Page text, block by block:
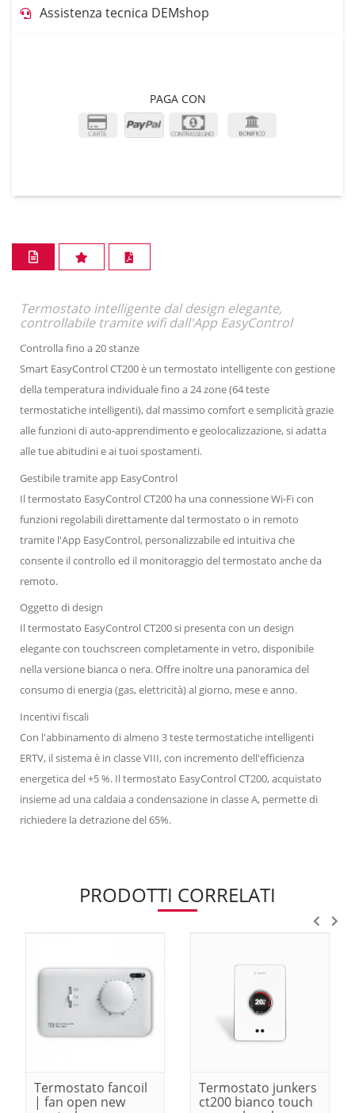
Assistenza tecnica DEMshop
PAGA CON
Termostato intelligente dal design elegante,
controllabile tramite wifi dall'App EasyControl
Controlla fino a 20 stanze
Smart EasyControl CT200 è un termostato intelligente con gestione
della temperatura individuale fino a 24 zone (64 teste
termostatiche intelligenti), dal massimo comfort e semplicità grazie
alle funzioni di auto-apprendimento e geolocalizzazione, si adatta
alle tue abitudini e ai tuoi spostamenti.
Gestibile tramite app EasyControl
Il termostato EasyControl CT200 ha una connessione Wi-Fi con
funzioni regolabili direttamente dal termostato o in remoto
tramite l'App EasyControl, personalizzabile ed intuitiva che
consente il controllo ed il monitoraggio del termostato anche da
remoto.
Oggetto di design
Il termostato EasyControl CT200 si presenta con un design
elegante con touchscreen completamente in vetro, disponibile
nella versione bianca o nera. Offre inoltre una panoramica del
consumo di energia (gas, elettricità) al giorno, mese e anno.
Incentivi fiscali
Con l'abbinamento di almeno 3 teste termostatiche intelligenti
ERTV, il sistema è in classe VIII, con incremento dell'efficienza
energetica del +5 %. Il termostato EasyControl CT200, acquistato
insieme ad una caldaia a condensazione in classe A, permette di
richiedere la detrazione del 65%.
PRODOTTI CORRELATI
Termostato fancoil
| fan open new
Termostato junkers
ct200 bianco touch